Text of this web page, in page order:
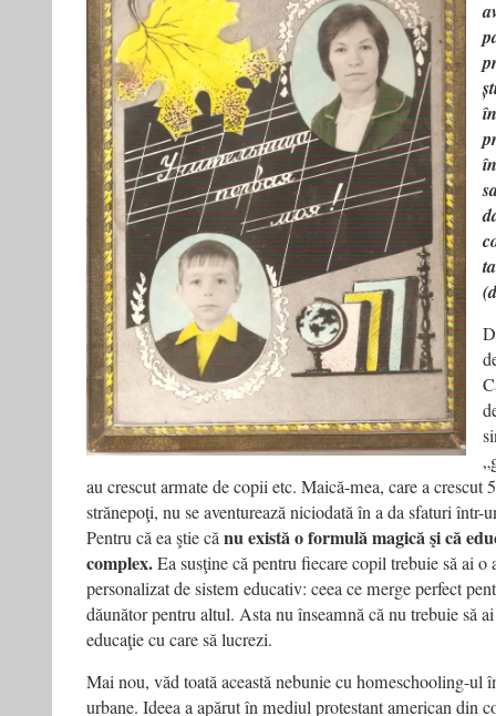
au crescut armate de copii etc. Maică-mea, care a crescut
strănepoţi, nu se aventurează niciodată în a da sfaturi într-
Pentru că ea ştie cănu există o formulă magică şi că
complex.Ea susţine că pentru fiecare copil trebuie să ai o
personalizat de sistem educativ: ceea ce merge perfect
dăunător pentru altul. Asta nu înseamnă că nu trebuie să
educaţie cu care să lucrezi.
Mai nou, văd toată această nebunie cu homeschooling-ul
urbane. Ideea a apărut în mediul protestant american din